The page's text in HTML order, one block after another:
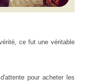
ce fut une véritable
pour acheter les